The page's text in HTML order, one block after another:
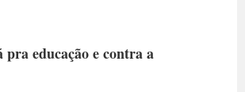
educação e contra a